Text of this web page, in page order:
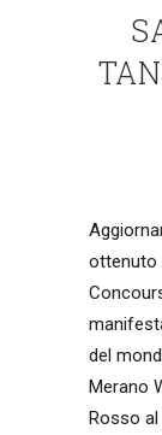
ottenuto
del
Merano
Rosso al